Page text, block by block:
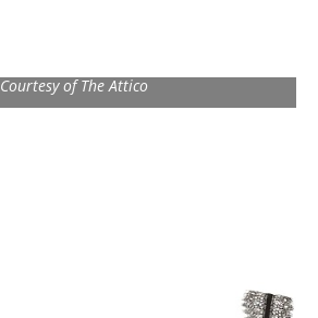
Courtesy of The Attico